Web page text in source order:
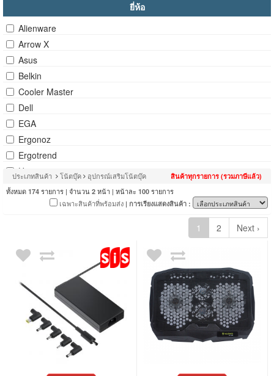
ยี่ห้อ
Alienware
Arrow X
Asus
Belkin
Cooler Master
Dell
EGA
Ergonoz
Ergotrend
Humanmotion
Innergie
Nubwo
Rapoo
Razer
Robot
S-Gear
ประเภทสินค้า โน้ตบุ๊ค อุปกรณ์เสริมโน้ตบุ๊ค สินค้าทุกรายการ (รวมภาษีแล้ว)
ทั้งหมด 174 รายการ | จำนวน 2 หน้า | หน้าละ 100 รายการ
เฉพาะสินค้าที่พร้อมส่ง | การเรียงแสดงสินค้า :
1 2 Next ›